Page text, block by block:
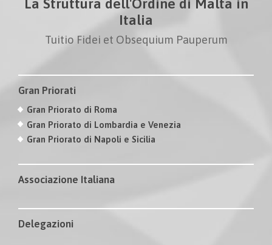
Italia
Tuitio Fidei et Obsequium Pauperum
Gran Priorati
Gran Priorato di Roma
Gran Priorato di Lombardia e Venezia
Gran Priorato di Napoli e Sicilia
Associazione Italiana
Delegazioni